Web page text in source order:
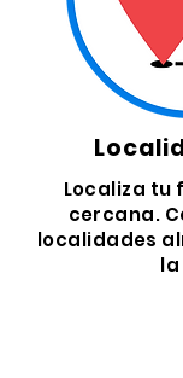
Localiza tu
cercana.
localidades
la